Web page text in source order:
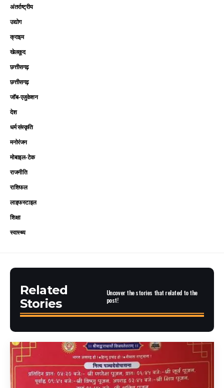
अंतर्राष्ट्रीय
उद्योग
क्राइम
खेलकूद
छत्तीसगढ़
छत्तीसगढ़
जॉब-एजुकेशन
देश
धर्म संस्कृति
मनोरंजन
मोबाइल-टेक
राजनीति
राशिफल
लाइफस्टाइल
शिक्षा
स्वास्थ्य
Related
Stories
Uncover the stories that related to the
post!